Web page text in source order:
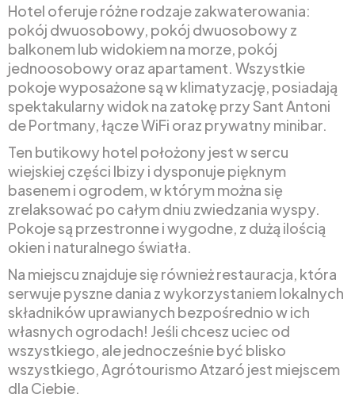
Hotel oferuje różne rodzaje zakwaterowania:
pokój dwuosobowy, pokój dwuosobowy z
balkonem lub widokiem na morze, pokój
jednoosobowy oraz apartament. Wszystkie
pokoje wyposażone są w klimatyzację, posiadają
spektakularny widok na zatokę przy Sant Antoni
de Portmany, łącze WiFi oraz prywatny minibar.
Ten butikowy hotel położony jest w sercu
wiejskiej części Ibizy i dysponuje pięknym
basenem i ogrodem, w którym można się
zrelaksować po całym dniu zwiedzania wyspy.
Pokoje są przestronne i wygodne, z dużą ilością
okien i naturalnego światła.
Na miejscu znajduje się również restauracja, która
serwuje pyszne dania z wykorzystaniem lokalnych
składników uprawianych bezpośrednio w ich
własnych ogrodach! Jeśli chcesz uciec od
wszystkiego, ale jednocześnie być blisko
wszystkiego, Agrótourismo Atzaró jest miejscem
dla Ciebie.